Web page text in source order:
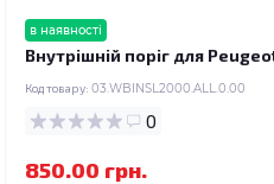
в наявності
Внутрішній поріг для
Код товару: 03.WBINSL2000.ALL.0.00
0
850.00 грн.